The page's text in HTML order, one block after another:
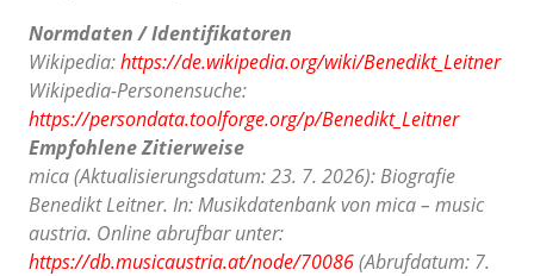
Normdaten / Identifikatoren
Wikipedia:https://de.wikipedia.org/wiki/Benedikt_Leitner
Wikipedia-Personensuche:
https://persondata.toolforge.org/p/Benedikt_Leitner
Empfohlene Zitierweise
mica (Aktualisierungsdatum: 23. 7. 2026): Biografie
Benedikt Leitner. In: Musikdatenbank von mica – music
austria. Online abrufbar unter:
https://db.musicaustria.at/node/70086(Abrufdatum: 7.